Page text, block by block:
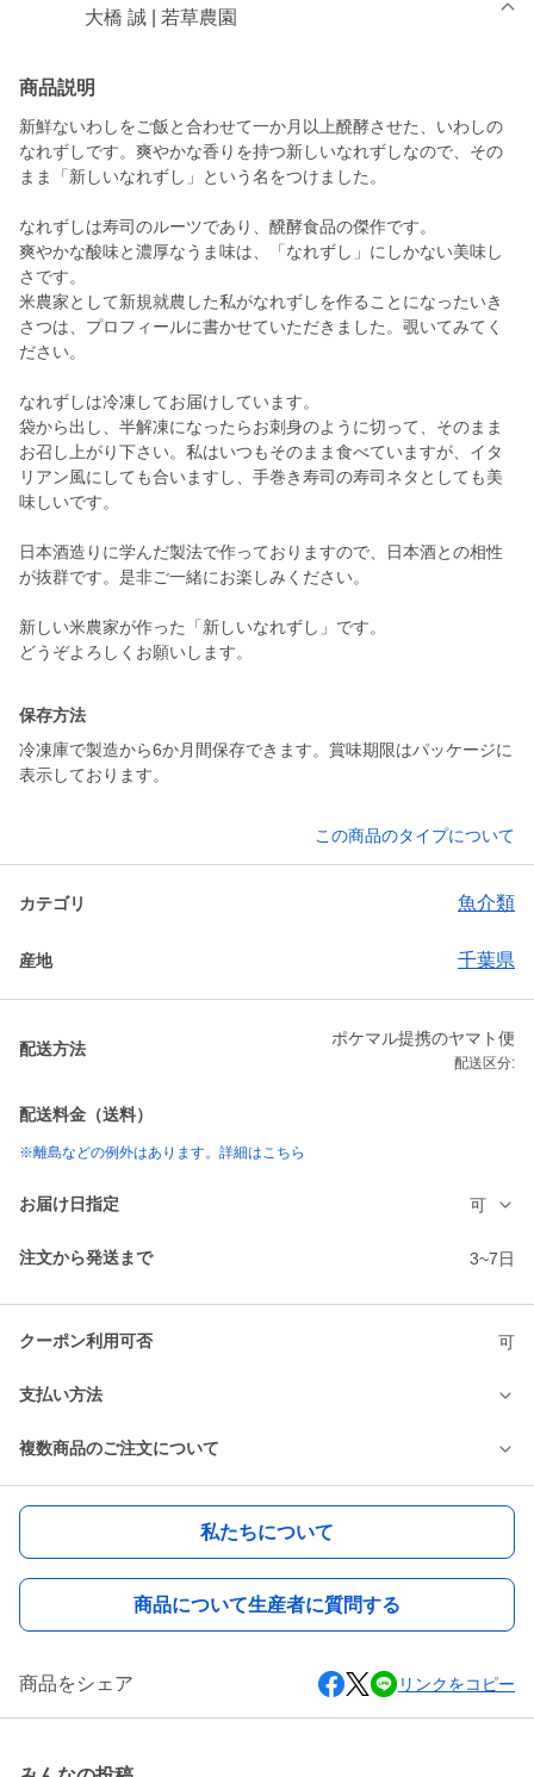
大橋 誠 | 若草農園
商品説明
新鮮ないわしをご飯と合わせて一か月以上醗酵させた、いわしの
なれずしです。爽やかな香りを持つ新しいなれずしなので、その
まま「新しいなれずし」という名をつけました。
なれずしは寿司のルーツであり、醗酵食品の傑作です。
爽やかな酸味と濃厚なうま味は、「なれずし」にしかない美味し
さです。
米農家として新規就農した私がなれずしを作ることになったいき
さつは、プロフィールに書かせていただきました。覗いてみてく
ださい。
なれずしは冷凍してお届けしています。
袋から出し、半解凍になったらお刺身のように切って、そのまま
お召し上がり下さい。私はいつもそのまま食べていますが、イタ
リアン風にしても合いますし、手巻き寿司の寿司ネタとしても美
味しいです。
日本酒造りに学んだ製法で作っておりますので、日本酒との相性
が抜群です。是非ご一緒にお楽しみください。
新しい米農家が作った「新しいなれずし」です。
どうぞよろしくお願いします。
保存方法
冷凍庫で製造から6か月間保存できます。賞味期限はパッケージに
表示しております。
この商品のタイプについて
カテゴリ 魚介類
産地 千葉県
配送方法
ポケマル提携のヤマト便
配送区分:
配送料金（送料）
※離島などの例外はあります。詳細はこちら
お届け日指定 可
注文から発送まで 3~7日
クーポン利用可否 可
支払い方法
複数商品のご注文について
私たちについて
商品について生産者に質問する
商品をシェア リンクをコピー